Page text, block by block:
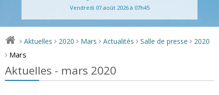
Vendredi 07 août 2026 à 07h45
> Aktuelles > 2020 > Mars > Actualités > Salle de presse > 2020
> Mars
Aktuelles - mars 2020